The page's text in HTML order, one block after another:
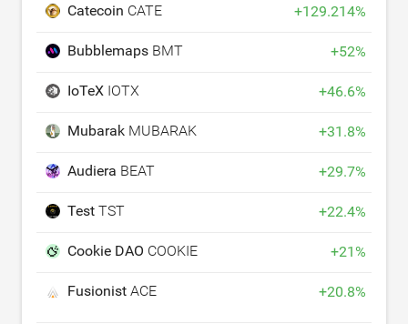
Catecoin CATE +129.214%
Bubblemaps BMT +52%
IoTeX IOTX +46.6%
Mubarak MUBARAK +31.8%
Audiera BEAT +29.7%
Test TST +22.4%
Cookie DAO COOKIE +21%
Fusionist ACE +20.8%